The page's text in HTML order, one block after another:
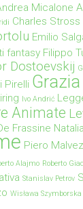
Micalone
Charles Stross
Emilio
fantasy Filippo
Dostoevskij
Pirelli
Ivo Andrić
Animate
Frassine
Piero
Alajmo Roberto
Stanislav Petrov
Wisława Szymborska